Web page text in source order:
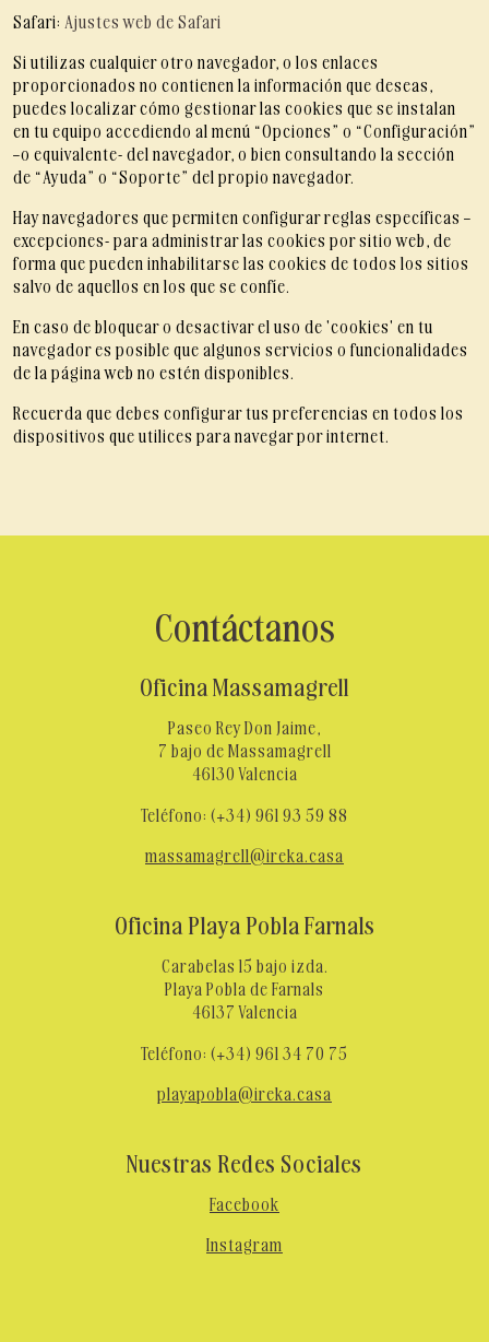
Safari: Ajustes web de Safari
Si utilizas cualquier otro navegador, o los enlaces
proporcionados no contienen la información que deseas,
puedes localizar cómo gestionar las cookies que se instalan
en tu equipo accediendo al menú “Opciones” o “Configuración”
–o equivalente- del navegador, o bien consultando la sección
de “Ayuda” o “Soporte” del propio navegador.
Hay navegadores que permiten configurar reglas específicas –
excepciones- para administrar las cookies por sitio web, de
forma que pueden inhabilitarse las cookies de todos los sitios
salvo de aquellos en los que se confíe.
En caso de bloquear o desactivar el uso de 'cookies' en tu
navegador es posible que algunos servicios o funcionalidades
de la página web no estén disponibles.
Recuerda que debes configurar tus preferencias en todos los
dispositivos que utilices para navegar por internet.
Contáctanos
Oficina Massamagrell
Paseo Rey Don Jaime,
7 bajo de Massamagrell
46130 Valencia
Teléfono: (+34) 961 93 59 88
massamagrell@ireka.casa
Oficina Playa Pobla Farnals
Carabelas 15 bajo izda.
Playa Pobla de Farnals
46137 Valencia
Teléfono: (+34) 961 34 70 75
playapobla@ireka.casa
Nuestras Redes Sociales
Facebook
Instagram